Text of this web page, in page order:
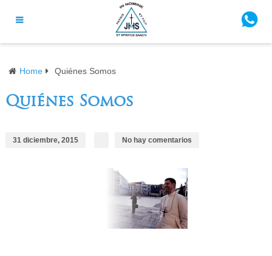
Home Quiénes Somos
Quiénes Somos
31 diciembre, 2015 No hay comentarios